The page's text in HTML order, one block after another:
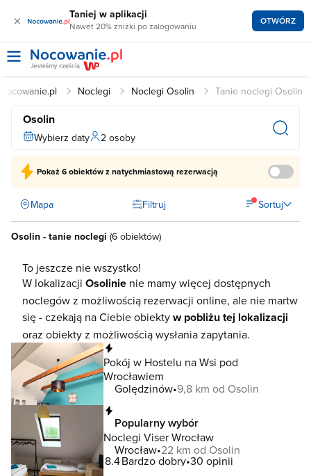
× Taniej w aplikacji
Nawet 20% zniżki po zalogowaniu OTWÓRZ
Nocowanie.pl Noclegi Noclegi Osolin Tanie noclegi Osolin
Osolin
Wybierz daty 2 osoby
Pokaż6 obiektówz natychmiastową rezerwacją
Mapa Filtruj Sortuj
Osolin - tanie noclegi (6 obiektów)
To jeszcze nie wszystko!
W lokalizacji Osolinie nie mamy więcej dostępnych
noclegów z możliwością rezerwacji online, ale nie martw
się - czekają na Ciebie obiektyw pobliżu tej lokalizacji
oraz obiekty z możliwością wysłania zapytania.
Pokój w Hostelu na Wsi pod
Wrocławiem
Golędzinów 9,8 km od Osolin
Popularny wybór
Noclegi Viser Wrocław
Wrocław 22 km od Osolin
8.4Bardzo dobry 30 opinii